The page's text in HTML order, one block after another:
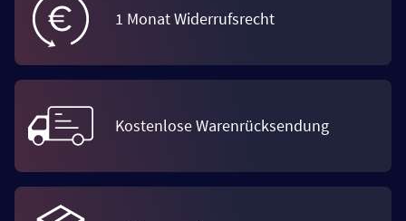
1 Monat Widerrufsrecht
Kostenlose Warenrücksendung